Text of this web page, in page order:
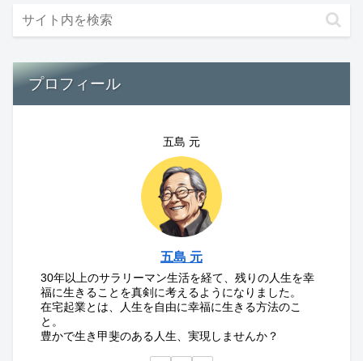
プロフィール
五島 元
五島 元
30年以上のサラリーマン生活を経て、残りの人生を幸
福に生きることを真剣に考えるようになりました。
在宅起業とは、人生を自由に幸福に生きる方法のこ
と。
豊かで生き甲斐のある人生、実現しませんか？